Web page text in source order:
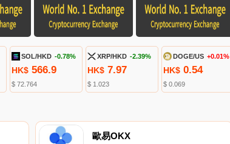
SOL/HKD -0.78%
HK$ 566.9
$ 72.764
XRP/HKD -2.39%
HK$ 7.97
$ 1.023
DOGE/US +0.01%
HK$ 0.54
$ 0.069
歐易OKX